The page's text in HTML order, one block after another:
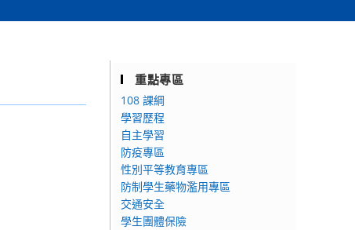
重點專區
108 課綱
學習歷程
自主學習
防疫專區
性別平等教育專區
防制學生藥物濫用專區
交通安全
學生團體保險